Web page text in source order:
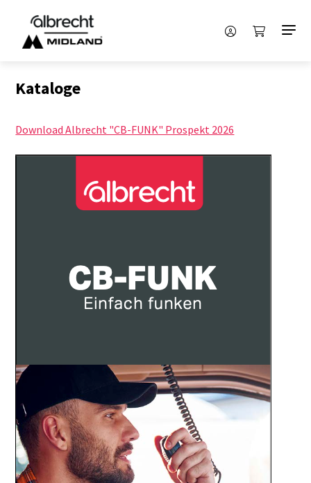
Kataloge
Download Albrecht "CB-FUNK" Prospekt 2026